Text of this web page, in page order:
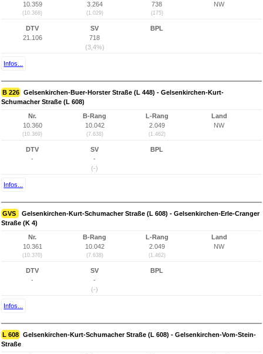
10.359
(10.368)
3.264
(1.029)
738
(175)
NW
DTV
21.106
SV
718
(3,4%)
BPL
Infos...
B 226 Gelsenkirchen-Buer-Horster Straße (L 448) - Gelsenkirchen-Kurt-
Schumacher Straße (L 608)
Nr.
10.360
(10.369)
B-Rang
10.042
(7.638)
L-Rang
2.049
(1.462)
Land
NW
DTV
-
SV
-
(-)
BPL
Infos...
GVS
Gelsenkirchen-Kurt-Schumacher Straße (L 608) - Gelsenkirchen-Erle-Cranger
Straße (K 4)
Nr.
10.361
(10.370)
B-Rang
10.042
(7.638)
L-Rang
2.049
(1.462)
Land
NW
DTV
-
SV
-
(-)
BPL
Infos...
L 608 Gelsenkirchen-Kurt-Schumacher Straße (L 608) - Gelsenkirchen-Vom-Stein-
Straße